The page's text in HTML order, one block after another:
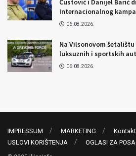
Čustović i Danijel Barić
Internacionalnog
06.08.2026.
Na Vilsonovom šetalištu
luksuznih i sportskih
06.08.2026.
IMPRESSUM MARKETING
Kontakt
USLOVI KORIŠTENJA
OGLASI ZA